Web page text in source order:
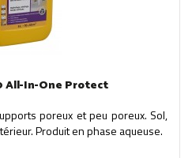
All-In-One Protect
poreux et peu poreux. Sol,
Produit en phase aqueuse.